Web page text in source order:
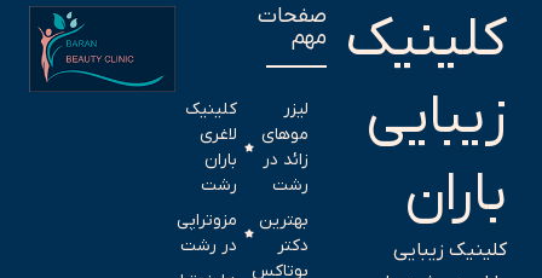
کلینیک
زیبایی
باران
کلینیک زیبایی
صفحات
مهم
لیزر
موهای
زائد در
رشت
بهترین
دکتر
بوتاکس
کلینیک
لاغری
باران
رشت
مزوتراپی
در رشت